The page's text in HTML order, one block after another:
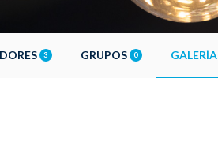
3 GRUPOS 0 GALERÍA